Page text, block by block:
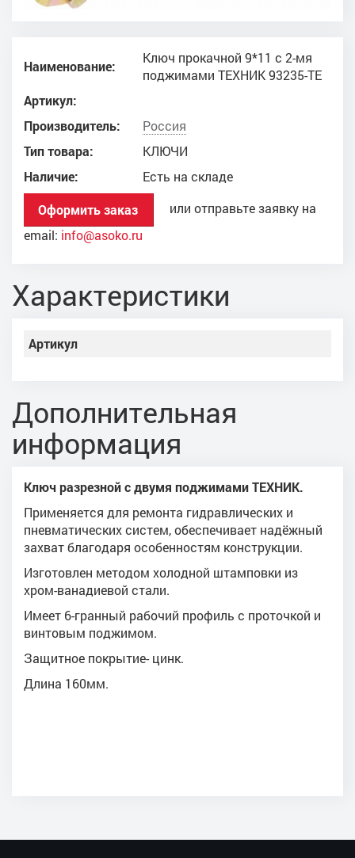
Наименование:
Ключ прокачной 9*11 с 2-мя
поджимами ТЕХНИК 93235-ТЕ
Артикул:
Производитель:
Россия
Тип товара:
КЛЮЧИ
Наличие:
Есть на складе
Оформить заказ
или отправьте заявку на
email: info@asoko.ru
Характеристики
Артикул
Дополнительная
информация
Ключ разрезной с двумя поджимами ТЕХНИК.
Применяется для ремонта гидравлических и
пневматических систем, обеспечивает надёжный
захват благодаря особенностям конструкции.
Изготовлен методом холодной штамповки из
хром-ванадиевой стали.
Имеет 6-гранный рабочий профиль с проточкой и
винтовым поджимом.
Защитное покрытие- цинк.
Длина 160мм.